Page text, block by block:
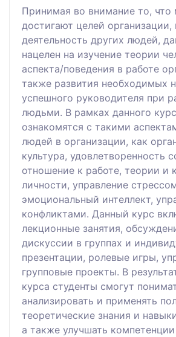
Принимая во внимание то,
достигают целей организации,
деятельность других людей,
нацелен на изучение теории
аспекта/поведения в работе
также развития необходимых
успешного руководителя при
людьми. В рамках данного
ознакомятся с такими
людей в организации, как
культура, удовлетворенность
отношение к работе, теории и
личности, управление
эмоциональный интеллект,
конфликтами. Данный курс
лекционные занятия,
дискуссии в группах и
презентации, ролевые игры,
групповые проекты. В
курса студенты смогут
анализировать и применять
теоретические знания и
а также улучшать